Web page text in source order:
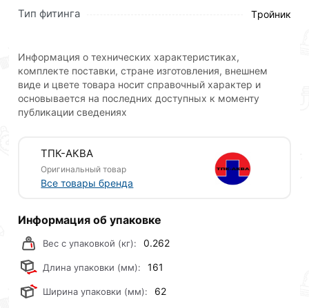
системах труб из полиэтилена, применяемых для
питьевого и технического водоснабжения, в
химических растворов к которым стоек полиэтилен.
Тройники компрессионные ТПК-АКВА подходят для
использования под воздействием прямых УФ-лучей.
Обладают прекрасной химической стойкостью.
стоимостью, в отличии от иностранных конкурентов,
надежностью и качеством.
до 16 атмосфер. Компрессионный тройник можно
использовать несколько раз, например, при
строительстве сезонных систем полива на
приусадебном участке. Используется со всеми
видами водопроводных и технических
полиэтиленовых труб.
Тип фитинга Tройник
Информация о технических характеристиках,
комплекте поставки, стране изготовления, внешнем
виде и цвете товара носит справочный характер и
основывается на последних доступных к моменту
публикации сведениях
ТПК-АКВА
Оригинальный товар
Все товары бренда
Информация об упаковке
Вес с упаковкой (кг): 0.262
Длина упаковки (мм): 161
Ширина упаковки (мм): 62